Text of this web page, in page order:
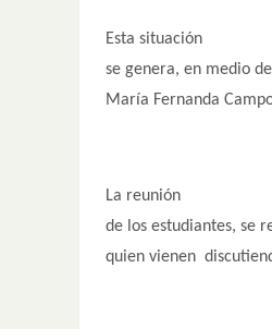
Esta situación
se genera, en medio
María Fernanda
La reunión
de los estudiantes, se
quien vienen